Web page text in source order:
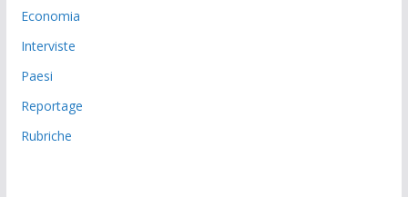
Economia
Interviste
Paesi
Reportage
Rubriche